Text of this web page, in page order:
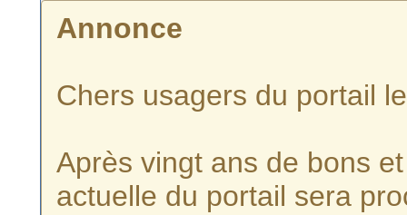
Annonce
Chers usagers du portail
Après vingt ans de bons
actuelle du portail sera